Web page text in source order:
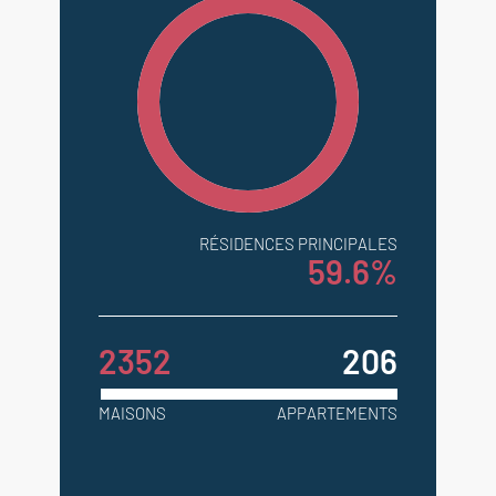
RÉSIDENCES PRINCIPALES
59.6%
2352 206
MAISONS APPARTEMENTS